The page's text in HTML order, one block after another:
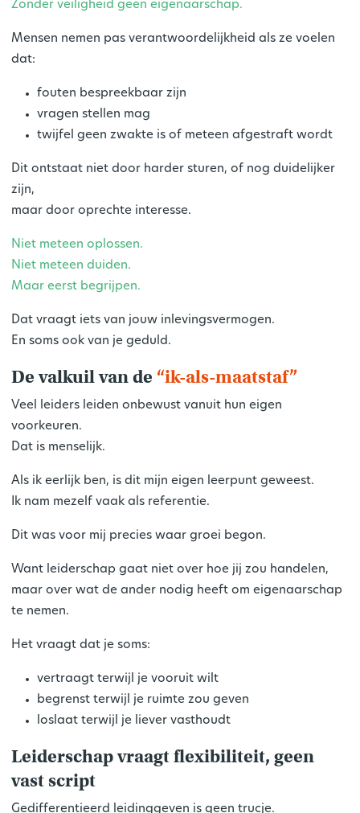
Zonder veiligheid geen eigenaarschap.
Mensen nemen pas verantwoordelijkheid als ze voelen
dat:
fouten bespreekbaar zijn
vragen stellen mag
twijfel geen zwakte is of meteen afgestraft wordt
Dit ontstaat niet door harder sturen, of nog duidelijker
zijn,
maar dooroprechte interesse.
Niet meteen oplossen.
Niet meteen duiden.
Maar eerst begrijpen.
Dat vraagt iets van jouw inlevingsvermogen.
En soms ook van je geduld.
De valkuil van de “ik-als-maatstaf”
Veel leiders leiden onbewust vanuit hun eigen
voorkeuren.
Dat is menselijk.
Als ik eerlijk ben, is dit mijn eigen leerpunt geweest.
Ik nam mezelf vaak als referentie.
Dit was voor mij precies waar groei begon.
Want leiderschap gaat niet over hoe jij zou handelen,
maar over wat de ander nodig heeft om eigenaarschap
te nemen.
Het vraagt dat je soms:
vertraagt terwijl je vooruit wilt
begrenst terwijl je ruimte zou geven
loslaat terwijl je liever vasthoudt
Leiderschap vraagt flexibiliteit, geen
vast script
Gedifferentieerd leidinggeven is geen trucje.